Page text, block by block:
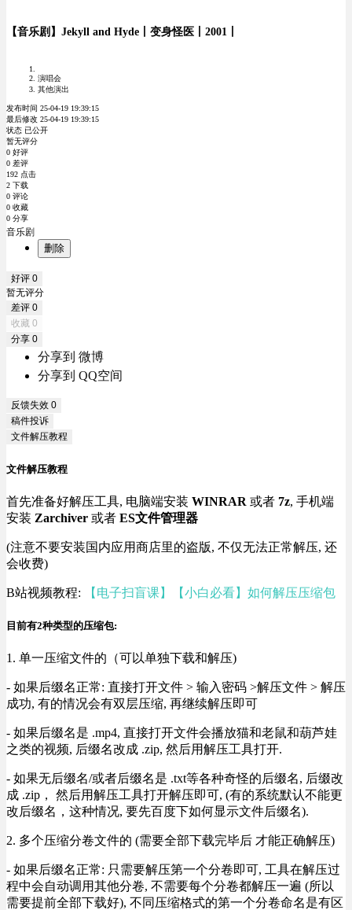
【音乐剧】Jekyll and Hyde丨变身怪医丨2001丨
演唱会
其他演出
发布时间 25-04-19 19:39:15
最后修改 25-04-19 19:39:15
状态 已公开
暂无评分
0 好评
0 差评
192 点击
2 下载
0 评论
0 收藏
0 分享
音乐剧
删除
好评 0
暂无评分
差评 0
收藏 0
分享 0
分享到 微博
分享到 QQ空间
反馈失效 0
稿件投诉
文件解压教程
文件解压教程
首先准备好解压工具, 电脑端安装 WINRAR 或者 7z, 手机端
安装 Zarchiver 或者 ES文件管理器
(注意不要安装国内应用商店里的盗版, 不仅无法正常解压, 还
会收费)
B站视频教程: 【电子扫盲课】【小白必看】如何解压压缩包
目前有2种类型的压缩包:
1. 单一压缩文件的（可以单独下载和解压)
- 如果后缀名正常: 直接打开文件 > 输入密码 >解压文件 > 解压
成功, 有的情况会有双层压缩, 再继续解压即可
- 如果后缀名是 .mp4, 直接打开文件会播放猫和老鼠和葫芦娃
之类的视频, 后缀名改成 .zip, 然后用解压工具打开.
- 如果无后缀名/或者后缀名是 .txt等各种奇怪的后缀名, 后缀改
成 .zip， 然后用解压工具打开解压即可, (有的系统默认不能更
改后缀名，这种情况, 要先百度下如何显示文件后缀名).
2. 多个压缩分卷文件的 (需要全部下载完毕后 才能正确解压)
- 如果后缀名正常: 只需要解压第一个分卷即可, 工具在解压过
程中会自动调用其他分卷, 不需要每个分卷都解压一遍 (所以
需要提前全部下载好), 不同压缩格式的第一个分卷命名是有区